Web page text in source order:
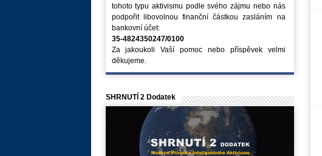
tohoto typu aktivismu podle svého zájmu nebo nás
podpořit libovolnou finanční částkou zasláním na
bankovní účet:
35-4824350247/0100
Za jakoukoli Vaší pomoc nebo příspěvek velmi
děkujeme.
SHRNUTÍ 2 Dodatek